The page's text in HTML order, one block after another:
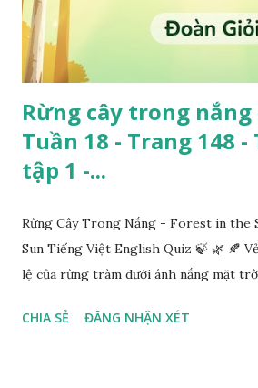
Rừng cây trong nắng
Tuần 18 - Trang 148
tập 1 -...
Rừng Cây Trong Nắng - Forest in the
Sun Tiếng Việt English Quiz 🍃 🌿 🍂
lệ của rừng tràm dưới ánh nắng mặt
CHIA SẺ ĐĂNG NHẬN XÉT